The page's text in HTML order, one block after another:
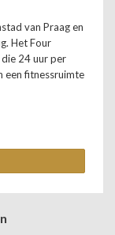
van Praag en
Het Four
die 24 uur per
een fitnessruimte